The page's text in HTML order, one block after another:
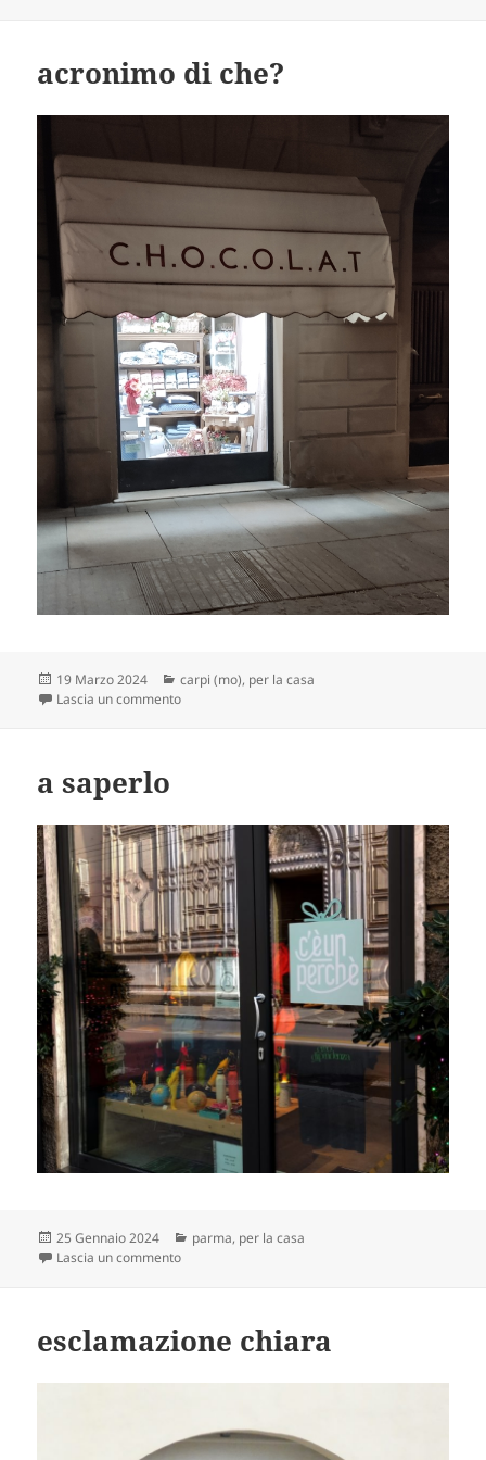
acronimo di che?
Scritto
il
19 Marzo 2024 Categorie
carpi (mo), per la casa
Lascia un commentosu acronimo di che?
a saperlo
Scritto
il
25 Gennaio 2024 Categorie
parma, per la casa
Lascia un commentosu a saperlo
esclamazione chiara